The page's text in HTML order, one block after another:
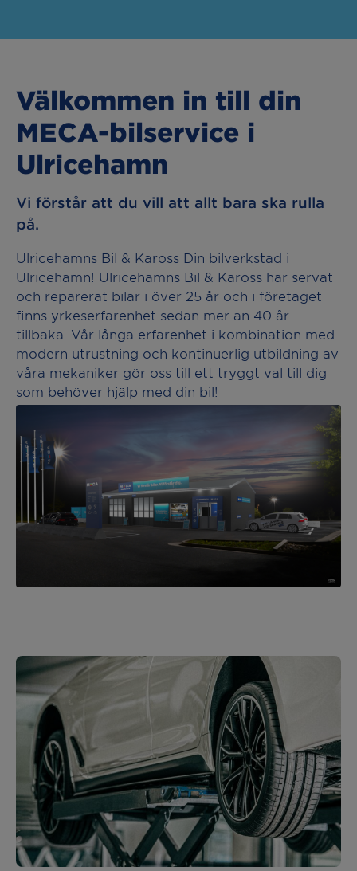
Välkommen in till din
MECA-bilservice i
Ulricehamn
Vi förstår att du vill att allt bara ska rulla
på.
Ulricehamns Bil & Kaross Din bilverkstad i
Ulricehamn! Ulricehamns Bil & Kaross har servat
och reparerat bilar i över 25 år och i företaget
finns yrkeserfarenhet sedan mer än 40 år
tillbaka. Vår långa erfarenhet i kombination med
modern utrustning och kontinuerlig utbildning av
våra mekaniker gör oss till ett tryggt val till dig
som behöver hjälp med din bil!